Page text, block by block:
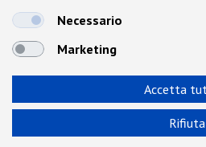
dalla Cookie
Necessario
Marketing
Accetta